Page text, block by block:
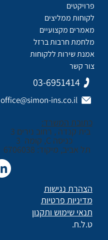
כתובת המשרד:
בית קנדה , רחוב נירים 3
כניסה C, קומה 3
תל אביב, מיקוד: 6706038
03-6951414
office@simon-ins.co.il
הצהרת נגישות
תנאי שימוש ותקנון
מדיניות פרטיות
ט.ל.ח.
פרויקטים
לקוחות ממליצים
מאמרים מקצועיים
מלחמת חרבות ברזל
אמנת שירות ללקוחות
צור קשר